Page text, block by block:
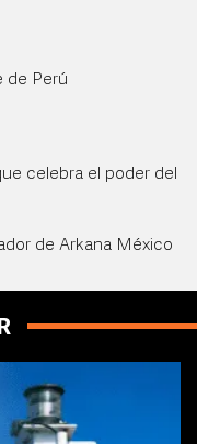
de Perú
celebra el poder del
de Arkana México